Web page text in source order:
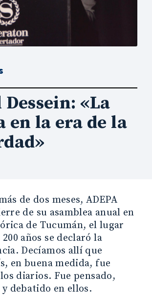
«La
en la era de la
de dos meses, ADEPA
de su asamblea anual en
de Tucumán, el lugar
años se declaró la
Decíamos allí que
en buena medida, fue
diarios. Fue pensado,
debatido en ellos.